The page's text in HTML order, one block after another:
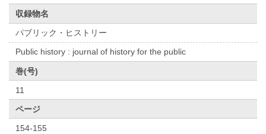
収録物名
パブリック・ヒストリー
Public history : journal of history for the public
巻(号)
11
ページ
154-155